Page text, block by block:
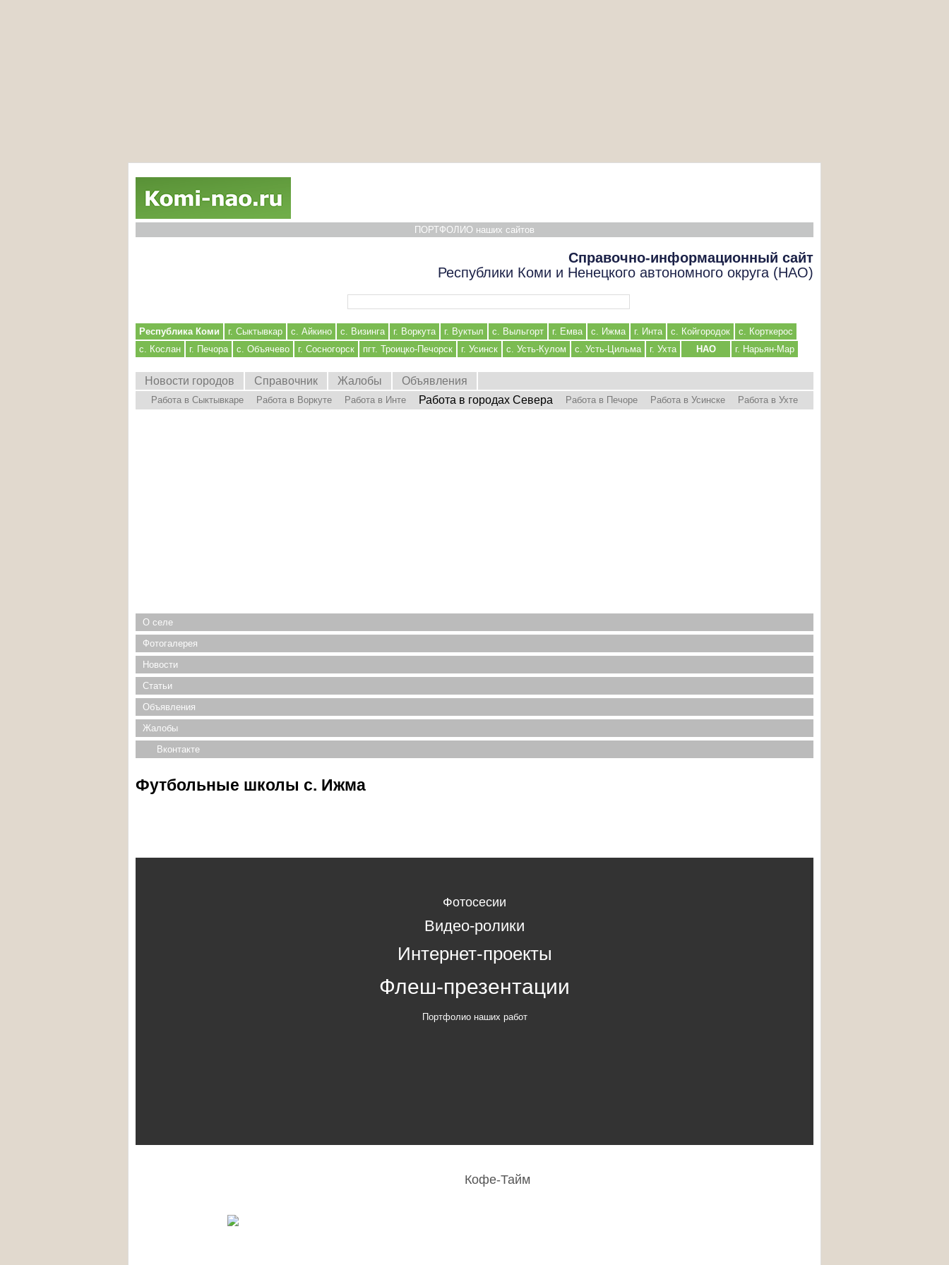
ПОРТФОЛИО наших сайтов
Справочно-информационный сайт
Республики Коми и Ненецкого автономного округа (НАО)
Республика Коми г. Сыктывкар с. Айкино с. Визинга г. Воркута г. Вуктыл с. Выльгорт г. Емва с. Ижма г. Инта с. Койгородок
с. Корткерос
с. Кослан
г. Печора с. Объячево г. Сосногорск пгт. Троицко-Печорск г. Усинск с. Усть-Кулом с. Усть-Цильма г. Ухта НАО г. Нарьян-Мар
Новости городов Справочник Жалобы Объявления
Работа в Сыктывкаре Работа в Воркуте Работа в Инте Работа в городах Севера Работа в Печоре Работа в Усинске Работа в Ухте
О селе
Фотогалерея
Новости
Статьи
Объявления
Жалобы
Вконтакте
Футбольные школы с. Ижма
Фотосесии
Видео-ролики
Интернет-проекты
Флеш-презентации
Портфолио наших работ
Кофе-Тайм